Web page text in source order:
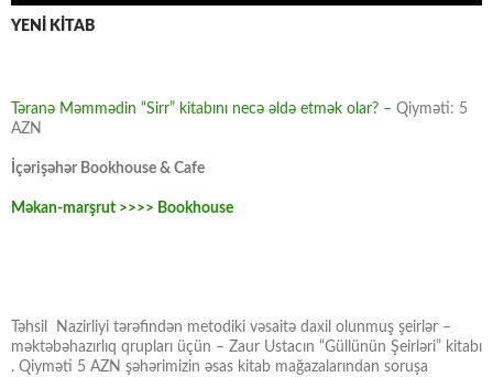
YENİ KİTAB
Təranə Məmmədin “Sirr” kitabını necə əldə etmək olar? – Qiyməti: 5
AZN
İçərişəhər Bookhouse & Cafe
Məkan-marşrut >>>> Bookhouse
Təhsil Nazirliyi tərəfindən metodiki vəsaitə daxil olunmuş şeirlər –
məktəbəhazırlıq qrupları üçün – Zaur Ustacın “Güllünün Şeirləri” kitabı
. Qiyməti 5 AZN şəhərimizin əsas kitab mağazalarından soruşa